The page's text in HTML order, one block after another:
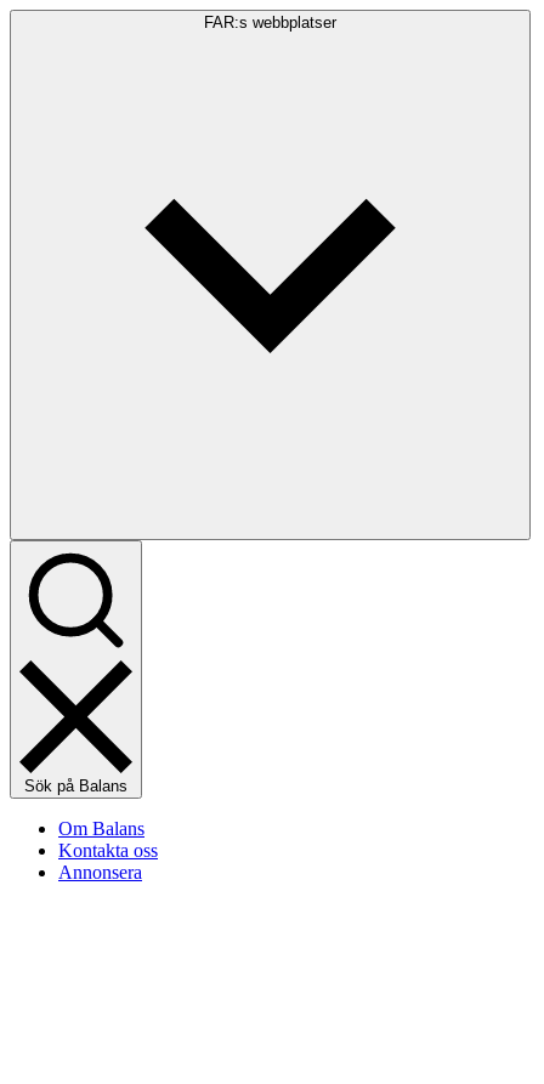
FAR:s webbplatser
Sök på Balans
Om Balans
Kontakta oss
Annonsera